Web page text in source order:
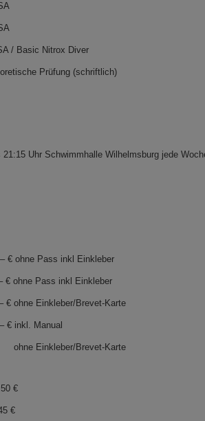
/ Basic Nitrox Diver
Prüfung (schriftlich)
Uhr Schwimmhalle Wilhelmsburg jede
€ ohne Pass inkl Einkleber
€ ohne Pass inkl Einkleber
€ ohne Einkleber/Brevet-Karte
€ inkl. Manual
Karte
€
€